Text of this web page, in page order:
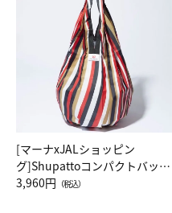
[マーナxJALショッピン
グ]Shupattoコンパクトバッグ
Drop JAL客室乗務員（LC）ス
3,960円 （税込）